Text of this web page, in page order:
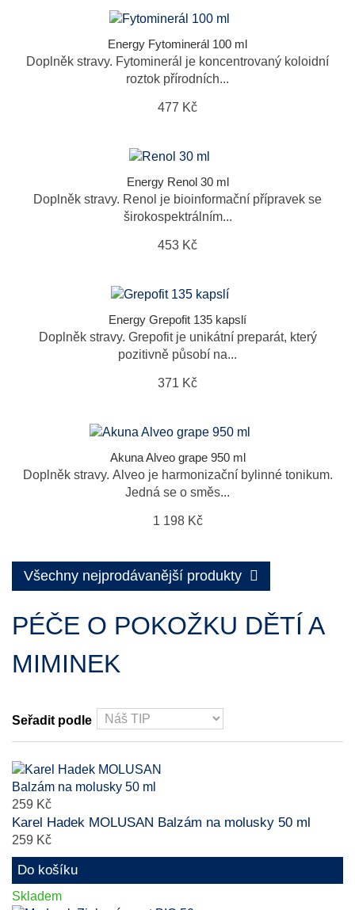
Energy Fytominerál 100 ml
Doplněk stravy. Fytominerál je koncentrovaný koloidní
roztok přírodních...
477 Kč
Energy Renol 30 ml
Doplněk stravy. Renol je bioinformační přípravek se
širokospektrálním...
453 Kč
Energy Grepofit 135 kapslí
Doplněk stravy. Grepofit je unikátní preparát, který
pozitivně působí na...
371 Kč
Akuna Alveo grape 950 ml
Doplněk stravy. Alveo je harmonizační bylinné tonikum.
Jedná se o směs...
1 198 Kč
Všechny nejprodávanější produkty
PÉČE O POKOŽKU DĚTÍ A
MIMINEK
Seřadit podle
259 Kč
Karel Hadek MOLUSAN Balzám na molusky 50 ml
259 Kč
Do košíku
Skladem